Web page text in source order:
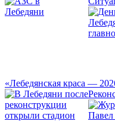
«Лебедянская краса —